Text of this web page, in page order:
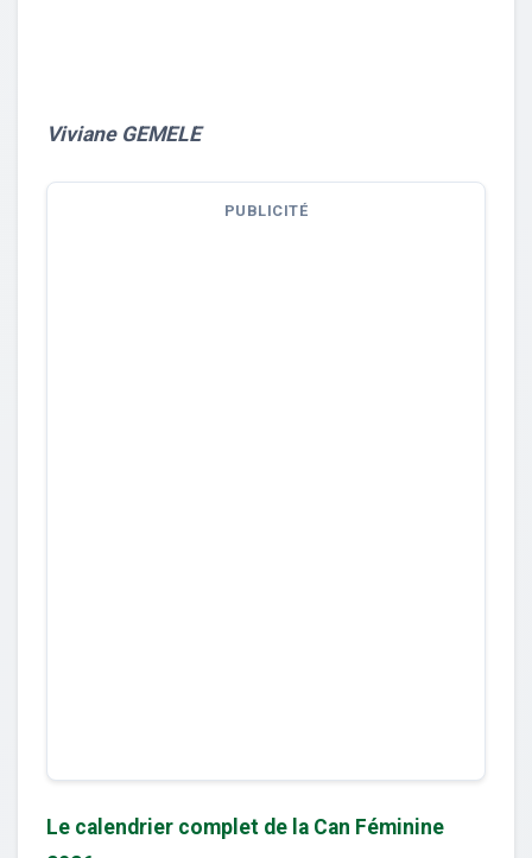
Viviane GEMELE
PUBLICITÉ
Le calendrier complet de la Can Féminine